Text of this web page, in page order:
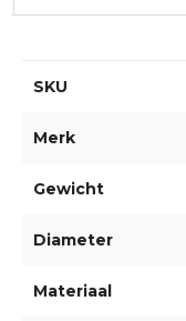
SKU
Merk
Gewicht
Diameter
Materiaal